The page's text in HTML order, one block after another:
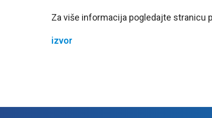
Za više informacija pogledajte stranicu
izvor